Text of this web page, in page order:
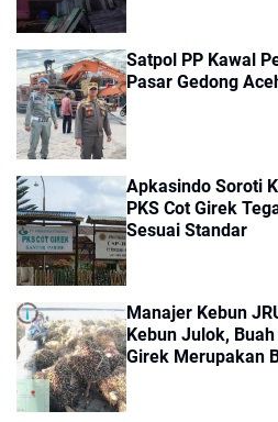
Satpol PP Kawal
Pasar Gedong
Apkasindo Soroti
PKS Cot Girek
Sesuai Standar
Manajer Kebun
Kebun Julok,
Girek Merupakan